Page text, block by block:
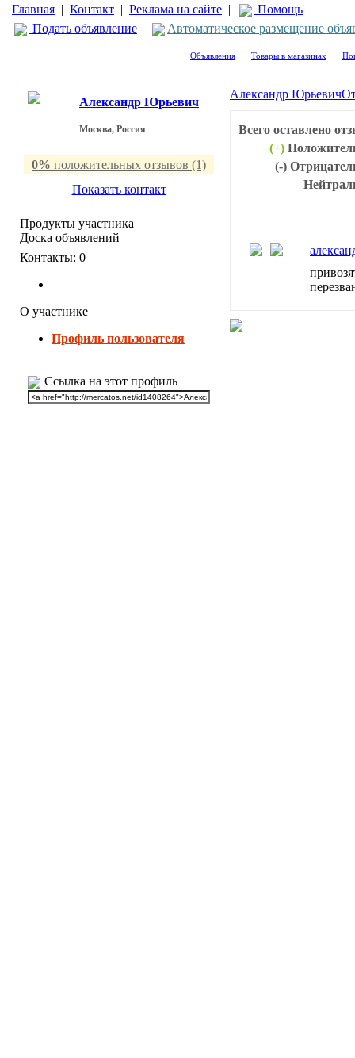
Главная | Контакт | Реклама на сайте |
Помощь
Подать объявление
Автоматическое размещение
Объявления Товары в магазинах
Александр Юрьевич
Москва, Россия
0% положительных отзывов (1)
Показать контакт
Продукты участника
Доска объявлений
Контакты: 0
О участнике
Профиль пользователя
Ссылка на этот профиль
Александр Юрьевич
Всего оставлено
(+)
(-)